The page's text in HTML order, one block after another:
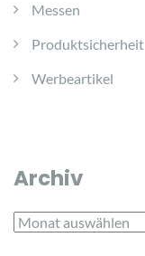
Messen
Produktsicherheit
Werbeartikel
Archiv
Archiv